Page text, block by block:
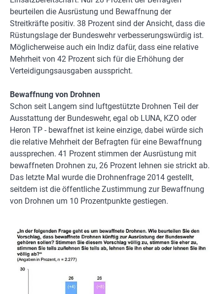
beurteilen die Ausrüstung und Bewaffnung der
Streitkräfte positiv. 38 Prozent sind der Ansicht, dass die
Rüstungslage der Bundeswehr verbesserungswürdig ist.
Möglicherweise auch ein Indiz dafür, dass eine relative
Mehrheit von 42 Prozent sich für die Erhöhung der
Verteidigungsausgaben ausspricht.
Bewaffnung von Drohnen
Schon seit Langem sind luftgestützte Drohnen Teil der
Ausstattung der Bundeswehr, egal ob LUNA, KZO oder
Heron TP - bewaffnet ist keine einzige, dabei würde sich
die relative Mehrheit der Befragten für eine Bewaffnung
aussprechen. 41 Prozent stimmen der Ausrüstung mit
bewaffneten Drohnen zu, 26 Prozent lehnen sie strickt ab.
Das letzte Mal wurde die Drohnenfrage 2014 gestellt,
seitdem ist die öffentliche Zustimmung zur Bewaffnung
von Drohnen um 10 Prozentpunkte gestiegen.